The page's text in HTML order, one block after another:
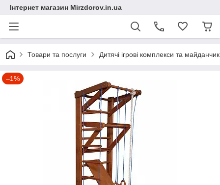
Інтернет магазин Mirzdorov.in.ua
Товари та послуги Дитячі ігрові комплекси та
–1%